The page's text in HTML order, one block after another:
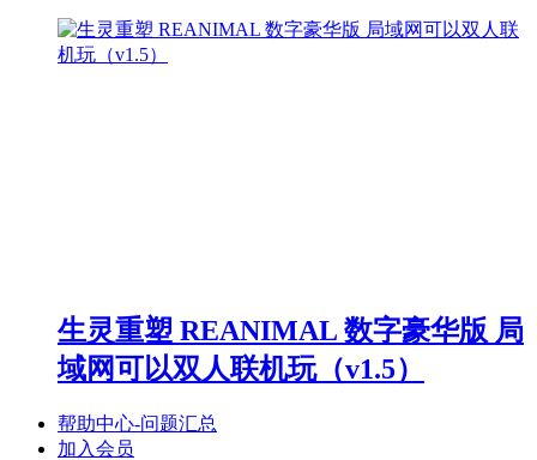
生灵重塑 REANIMAL 数字豪华版 局
域网可以双人联机玩（v1.5）
帮助中心-问题汇总
加入会员